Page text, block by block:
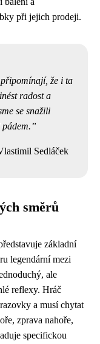
při jejich prodeji.
že i ta
radost a
se snažili
Sedláček
směrů
základní
legendární mezi
ale
reflexy. Hráč
a musí chytat
zprava nahoře,
specifickou